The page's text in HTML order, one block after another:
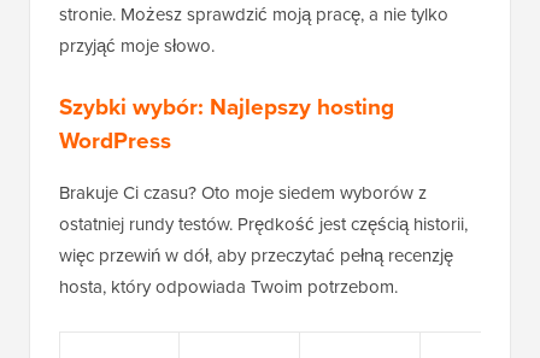
stronie. Możesz sprawdzić moją pracę, a nie tylko
przyjąć moje słowo.
Szybki wybór: Najlepszy hosting
WordPress
Brakuje Ci czasu? Oto moje siedem wyborów z
ostatniej rundy testów. Prędkość jest częścią historii,
więc przewiń w dół, aby przeczytać pełną recenzję
hosta, który odpowiada Twoim potrzebom.